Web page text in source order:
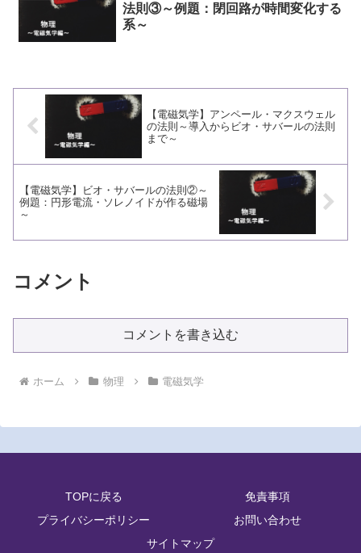
法則③～例題：閉回路が時間変化する
系～
【電磁気学】アンペール・マクスウェル
の法則～導入からビオ・サバールの法則
まで～
【電磁気学】ビオ・サバールの法則②～
例題：円形電流・ソレノイドが作る磁場
～
コメント
コメントを書き込む
ホーム 物理 電磁気学
TOPに戻る
免責事項
プライバシーポリシー
お問い合わせ
サイトマップ